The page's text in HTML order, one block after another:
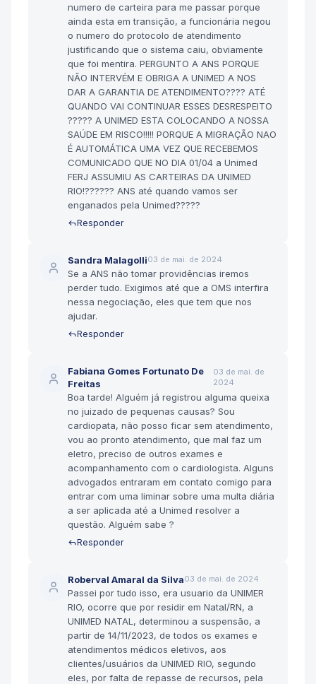
numero de carteira para me passar porque
ainda esta em transição, a funcionária negou
o numero do protocolo de atendimento
justificando que o sistema caiu, obviamente
que foi mentira. PERGUNTO A ANS PORQUE
NÃO INTERVÉM E OBRIGA A UNIMED A NOS
DAR A GARANTIA DE ATENDIMENTO???? ATÉ
QUANDO VAI CONTINUAR ESSES DESRESPEITO
????? A UNIMED ESTA COLOCANDO A NOSSA
SAÚDE EM RISCO!!!!! PORQUE A MIGRAÇÃO NAO
É AUTOMÁTICA UMA VEZ QUE RECEBEMOS
COMUNICADO QUE NO DIA 01/04 a Unimed
FERJ ASSUMIU AS CARTEIRAS DA UNIMED
RIO!?????? ANS até quando vamos ser
enganados pela Unimed?????
Responder
Sandra Malagolli03 de mai. de 2024
Se a ANS não tomar providências iremos
perder tudo. Exigimos até que a OMS interfira
nessa negociação, eles que tem que nos
ajudar.
Responder
Fabiana Gomes Fortunato De
Freitas
03 de mai. de
2024
Boa tarde! Alguém já registrou alguma queixa
no juizado de pequenas causas? Sou
cardiopata, não posso ficar sem atendimento,
vou ao pronto atendimento, que mal faz um
eletro, preciso de outros exames e
acompanhamento com o cardiologista. Alguns
advogados entraram em contato comigo para
entrar com uma liminar sobre uma multa diária
a ser aplicada até a Unimed resolver a
questão. Alguém sabe ?
Responder
Roberval Amaral da Silva03 de mai. de 2024
Passei por tudo isso, era usuario da UNIMER
RIO, ocorre que por residir em Natal/RN, a
UNIMED NATAL, determinou a suspensão, a
partir de 14/11/2023, de todos os exames e
atendimentos médicos eletivos, aos
clientes/usuários da UNIMED RIO, segundo
eles, por falta de repasse de recursos, pela